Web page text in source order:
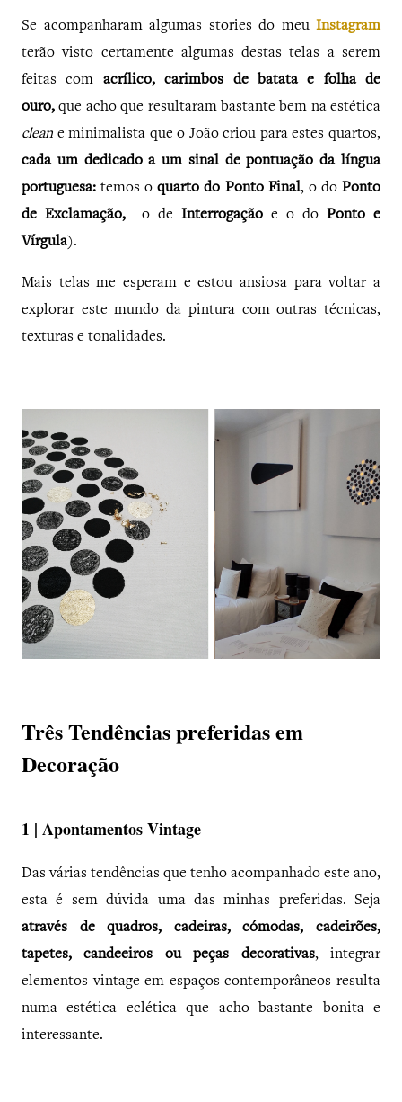
Se acompanharam algumas stories do meu Instagram
terão visto certamente algumas destas telas a serem
feitas com acrílico, carimbos de batata e folha de
ouro,que acho que resultaram bastante bem na estética
clean e minimalista que o João criou para estes quartos,
cada um dedicado a um sinal de pontuação da língua
portuguesa:temos oquarto do Ponto Final, o doPonto
de Exclamação,
o de Interrogação e o do Ponto e
Vírgula).
Mais telas me esperam e estou ansiosa para voltar a
explorar este mundo da pintura com outras técnicas,
texturas e tonalidades.
Três Tendências preferidas em
Decoração
1 | Apontamentos Vintage
Das várias tendências que tenho acompanhado este ano,
esta é sem dúvida uma das minhas preferidas. Seja
através de quadros, cadeiras, cómodas, cadeirões,
tapetes, candeeiros ou peças decorativas, integrar
elementos vintage em espaços contemporâneos resulta
numa estética eclética que acho bastante bonita e
interessante.